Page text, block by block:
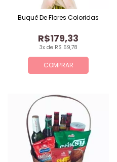
COMPRAR
3x de R$ 59,78
R$179,33
Buquê De Flores Coloridas